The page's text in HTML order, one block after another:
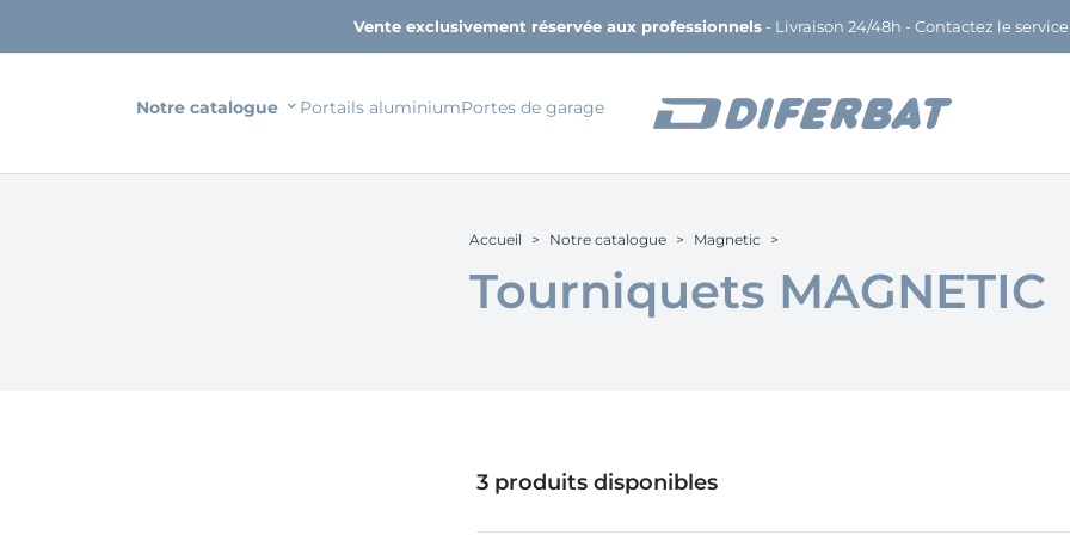
Vente exclusivement réservée aux professionnels- Livraison 24/48h - Contactez le
Notre catalogue Portails aluminiumPortes de garage
Accueil Notre catalogue Magnetic
Tourniquets MAGNETIC
3 produits disponibles